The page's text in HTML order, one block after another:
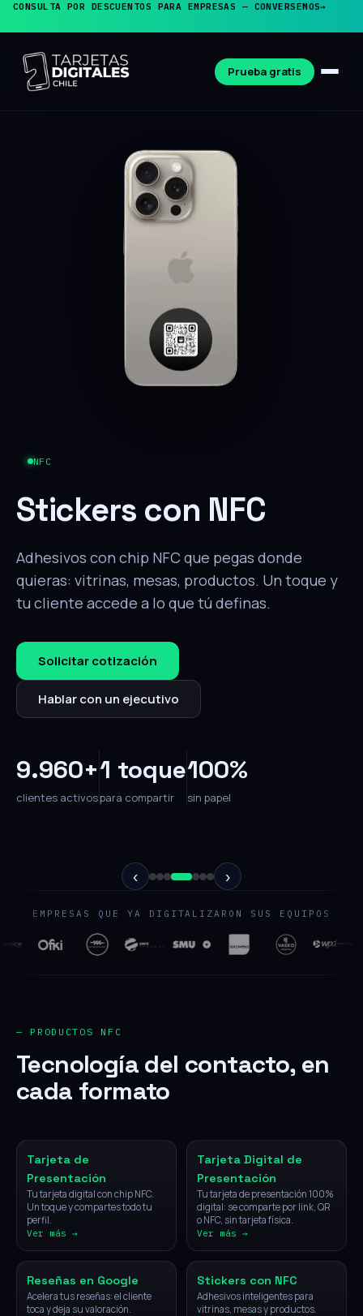
CONSULTA POR DESCUENTOS PARA EMPRESAS — CONVERSEMOS→
Prueba gratis
NFC
Stickers con NFC
Adhesivos con chip NFC que pegas donde
quieras: vitrinas, mesas, productos. Un toque y
tu cliente accede a lo que tú definas.
Solicitar cotización
Hablar con un ejecutivo
9.960+
clientes activos
1 toque
para compartir
100%
sin papel
‹ ›
EMPRESAS QUE YA DIGITALIZARON SUS EQUIPOS
— PRODUCTOS NFC
Tecnología del contacto, en
cada formato
Tarjeta de
Presentación
Tu tarjeta digital con chip NFC.
Un toque y compartes todo tu
perfil.
Ver más →
Tarjeta Digital de
Presentación
Tu tarjeta de presentación 100%
digital: se comparte por link, QR
o NFC, sin tarjeta física.
Ver más →
NFC
Reseñas en Google
Acelera tus reseñas: el cliente
toca y deja su valoración.
NFC
Stickers con NFC
Adhesivos inteligentes para
vitrinas, mesas y productos.